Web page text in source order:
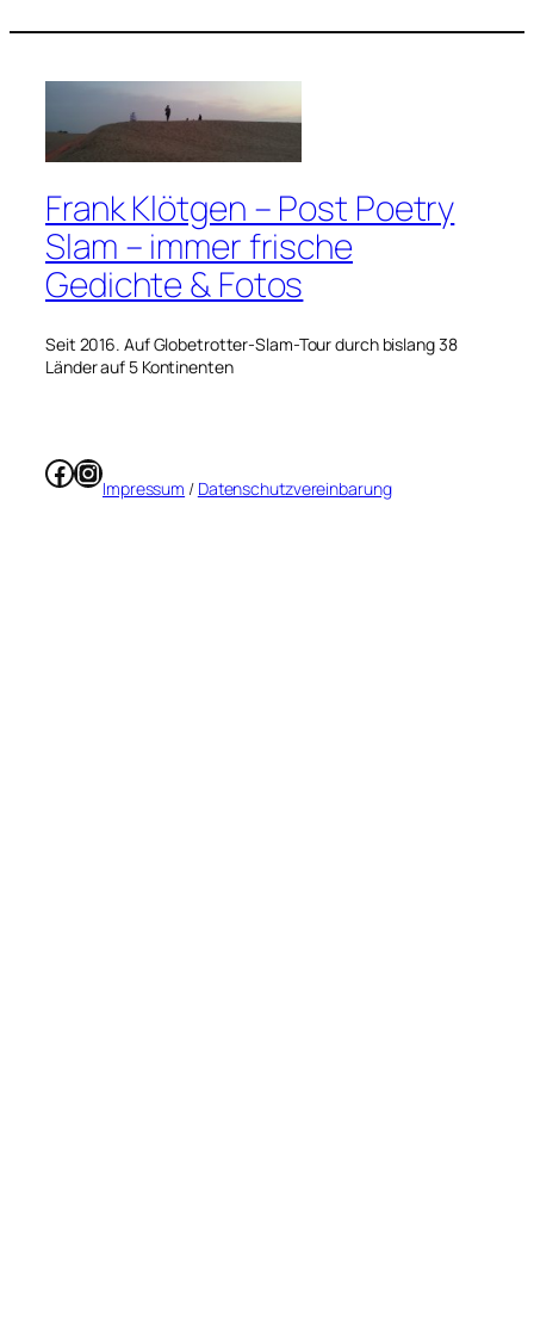
Frank Klötgen – Post Poetry
Slam – immer frische
Gedichte & Fotos
Seit 2016. Auf Globetrotter-Slam-Tour durch bislang 38
Länder auf 5 Kontinenten
Facebook
Instagram
Impressum / Datenschutzvereinbarung